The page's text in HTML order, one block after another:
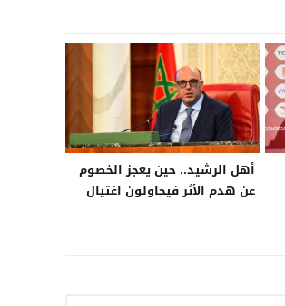
أهل الرشيد.. حين يعجز الخصوم
عن هدم الأثر فيحاولون اغتيال